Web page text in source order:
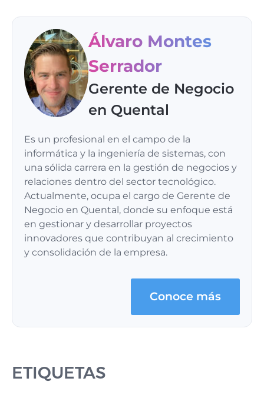
Álvaro Montes
Serrador
Gerente de Negocio
en Quental
Es un profesional en el campo de la
informática y la ingeniería de sistemas, con
una sólida carrera en la gestión de negocios y
relaciones dentro del sector tecnológico.
Actualmente, ocupa el cargo de Gerente de
Negocio en Quental, donde su enfoque está
en gestionar y desarrollar proyectos
innovadores que contribuyan al crecimiento
y consolidación de la empresa.
Conoce más
ETIQUETAS